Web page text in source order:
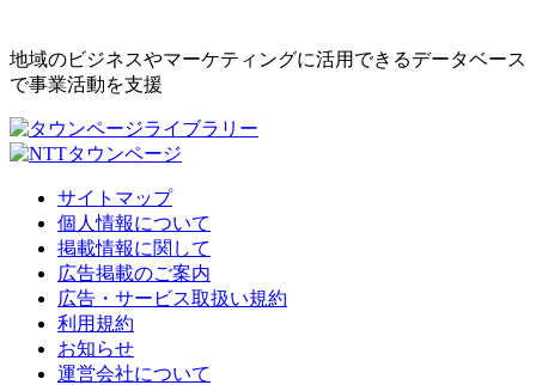
地域のビジネスやマーケティングに活用できるデータベース
で事業活動を支援
サイトマップ
個人情報について
掲載情報に関して
広告掲載のご案内
広告・サービス取扱い規約
利用規約
お知らせ
運営会社について